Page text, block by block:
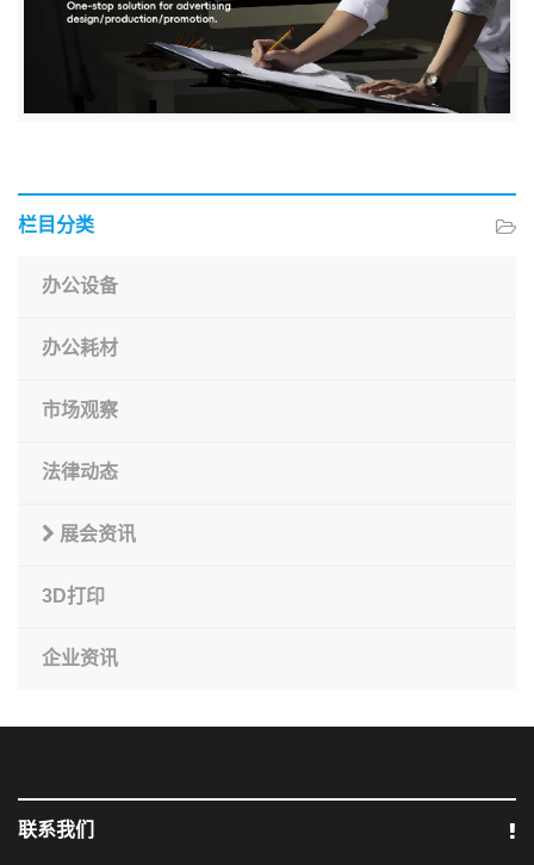
栏目分类
办公设备
办公耗材
市场观察
法律动态
展会资讯
3D打印
企业资讯
联系我们